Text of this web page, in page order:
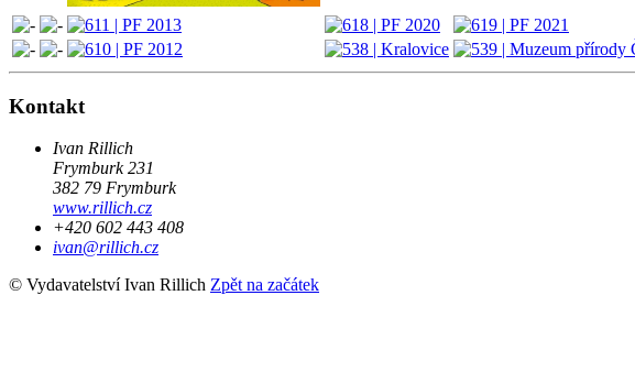
Kontakt
Ivan Rillich
Frymburk 231
382 79 Frymburk
www.rillich.cz
+420 602 443 408
ivan@rillich.cz
© Vydavatelství Ivan Rillich Zpět na začátek